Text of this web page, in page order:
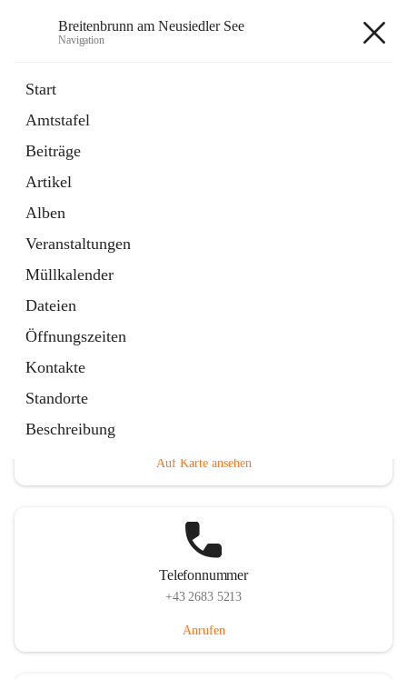
Breitenbrunn am Neusiedler See
Navigation
Start
Amtstafel
Beiträge
Artikel
Alben
Veranstaltungen
Müllkalender
Dateien
Öffnungszeiten
Kontakte
Standorte
Beschreibung
18 Schnellzugriffe
Gemeindeservice
Auf Karte ansehen
Telefonnummer
+43 2683 5213
Anrufen